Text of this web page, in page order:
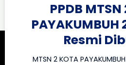
PPDB MTSN
Resmi
MTSN 2 KOTA